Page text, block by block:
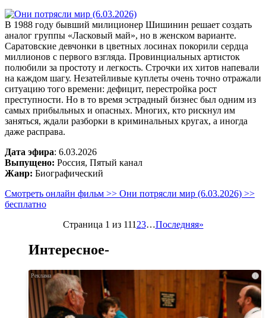
В 1988 году бывший милиционер Шишинин решает создать
аналог группы «Ласковый май», но в женском варианте.
Саратовские девчонки в цветных лосинах покорили сердца
миллионов с первого взгляда. Провинциальных артисток
полюбили за простоту и легкость. Строчки их хитов напевали
на каждом шагу. Незатейливые куплеты очень точно отражали
ситуацию того времени: дефицит, перестройка рост
преступности. Но в то время эстрадный бизнес был одним из
самых прибыльных и опасных. Многих, кто рискнул им
заняться, ждали разборки в криминальных кругах, а иногда
даже расправа.
Дата эфира: 6.03.2026
Выпущено: Россия, Пятый канал
Жанр: Биографический
Смотреть онлайн фильм >> Они потрясли мир (6.03.2026) >>
бесплатно
Страница 1 из 11123…Последняя»
Интересное-
i